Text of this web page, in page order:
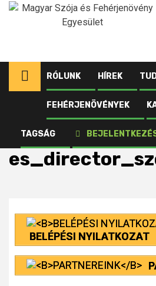
Ugrás
RÓLUNK HÍREK
FEHÉRJENÖVÉNYEK
TAGSÁG
Kezdőlap Fehérjenövények
BELÉPÉSI NYILATKOZAT